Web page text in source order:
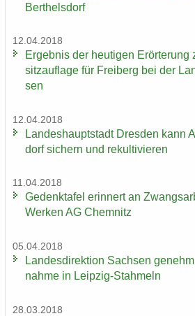
Bert­hels­dorf
12.04.2018
Er­geb­nis der heu­ti­gen
sitz­auf­la­ge für Frei­berg bei der
sen
12.04.2018
Lan­des­haupt­stadt Dres­den kann
dorf si­chern und re­kul­ti­vie­ren
11.04.2018
Ge­denk­ta­fel er­in­nert an
Werken AG Chem­nitz
05.04.2018
Lan­des­di­rek­ti­on Sach­sen
nah­me in Leipzig-​Stahmeln
28.03.2018